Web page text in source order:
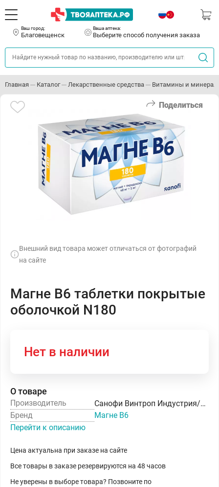
Ваш город:
Благовещенск
Ваша аптека:
Выберите способ получения заказа
Главная Каталог Лекарственные средства Витамины и
Поделиться
Внешний вид товара может отличаться от фотографий
на сайте
Магне В6 таблетки покрытые
оболочкой N180
Нет в наличии
О товаре
Производитель
Санофи Винтроп Индустрия/Пр.Хиноин ЗАО
Бренд
Магне В6
Перейти к описанию
Цена актуальна при заказе на сайте
Все товары в заказе резервируются на 48 часов
Не уверены в выборе товара? Позвоните по